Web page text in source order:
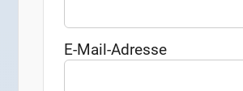
E-Mail-Adresse